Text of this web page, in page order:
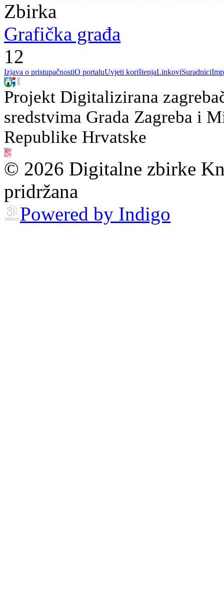
Zbirka
Grafička građa
12
Izjava o pristupačnostiO portaluUvjeti korištenjaLinkoviSuradnici
Projekt Digitalizirana
sredstvima Grada Zagreba i
Republike Hrvatske
© 2026 Digitalne zbirke
pridržana
Powered by Indigo